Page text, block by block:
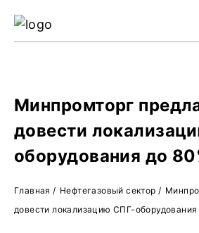
Минпромторг
довести
оборудования до
Главная / Нефтегазовый сектор/
довести локализацию СПГ-оборудования